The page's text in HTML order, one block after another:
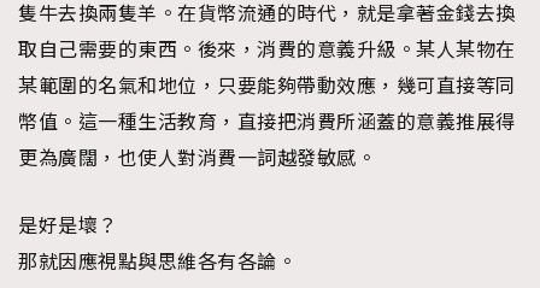
隻牛去換兩隻羊。在貨幣流通的時代，就是拿著金錢去換
取自己需要的東西。後來，消費的意義升級。某人某物在
某範圍的名氣和地位，只要能夠帶動效應，幾可直接等同
幣值。這一種生活教育，直接把消費所涵蓋的意義推展得
更為廣闊，也使人對消費一詞越發敏感。
是好是壞？
那就因應視點與思維各有各論。